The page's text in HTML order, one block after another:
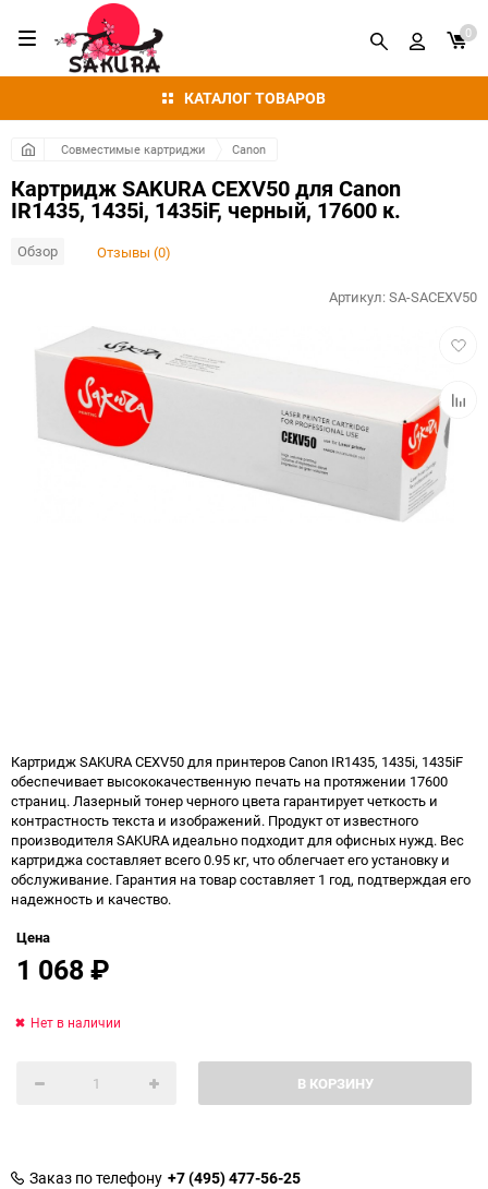
КАТАЛОГ ТОВАРОВ
0
Совместимые картриджи Canon
Картридж SAKURA CEXV50 для Canon
IR1435, 1435i, 1435iF, черный, 17600 к.
Обзор Отзывы (0)
к
Артикул:SA-SACEXV50
Картридж SAKURA CEXV50 для принтеров Canon IR1435, 1435i, 1435iF
обеспечивает высококачественную печать на протяжении 17600
страниц. Лазерный тонер черного цвета гарантирует четкость и
контрастность текста и изображений. Продукт от известного
производителя SAKURA идеально подходит для офисных нужд. Вес
картриджа составляет всего 0.95 кг, что облегчает его установку и
обслуживание. Гарантия на товар составляет 1 год, подтверждая его
надежность и качество.
Цена
1 068₽
В КОРЗИНУ
Нет в наличии
Заказ по телефону +7 (495) 477-56-25